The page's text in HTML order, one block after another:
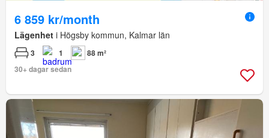
6 859 kr/month
Lägenhet i Högsby kommun, Kalmar län
3 1
88 m²
30+ dagar sedan